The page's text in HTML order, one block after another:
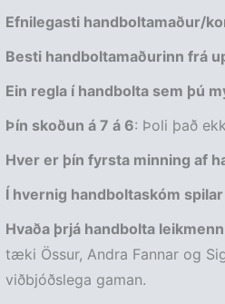
Efnilegasti handboltamaður/
Besti handboltamaðurinn frá
Ein regla í handbolta sem þú
Þín skoðun á 7 á 6: Þoli það
Hver er þín fyrsta minning af
Í hvernig handboltaskóm
Hvaða þrjá handbolta
tæki Össur, Andra Fannar og
viðbjóðslega gaman.